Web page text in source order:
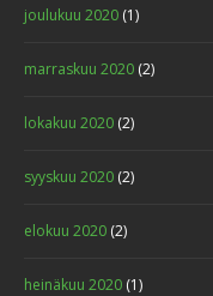
joulukuu 2020 (1)
marraskuu 2020 (2)
lokakuu 2020 (2)
syyskuu 2020 (2)
elokuu 2020 (2)
heinäkuu 2020 (1)